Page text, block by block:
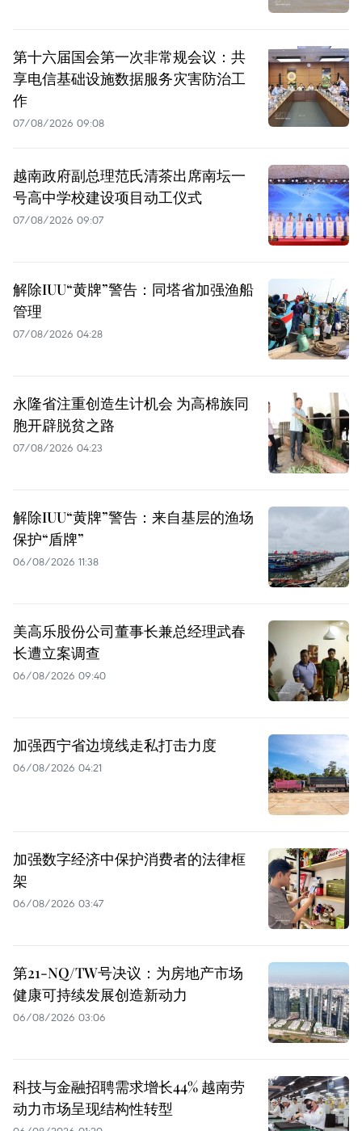
第十六届国会第一次非常规会议：共
享电信基础设施数据服务灾害防治工
作
07/08/2026 09:08
越南政府副总理范氏清茶出席南坛一
号高中学校建设项目动工仪式
07/08/2026 09:07
解除IUU“黄牌”警告：同塔省加强渔船
管理
07/08/2026 04:28
永隆省注重创造生计机会 为高棉族同
胞开辟脱贫之路
07/08/2026 04:23
解除IUU“黄牌”警告：来自基层的渔场
保护“盾牌”
06/08/2026 11:38
美高乐股份公司董事长兼总经理武春
长遭立案调查
06/08/2026 09:40
加强西宁省边境线走私打击力度
06/08/2026 04:21
加强数字经济中保护消费者的法律框
架
06/08/2026 03:47
第21-NQ/TW号决议：为房地产市场
健康可持续发展创造新动力
06/08/2026 03:06
科技与金融招聘需求增长44% 越南劳
动力市场呈现结构性转型